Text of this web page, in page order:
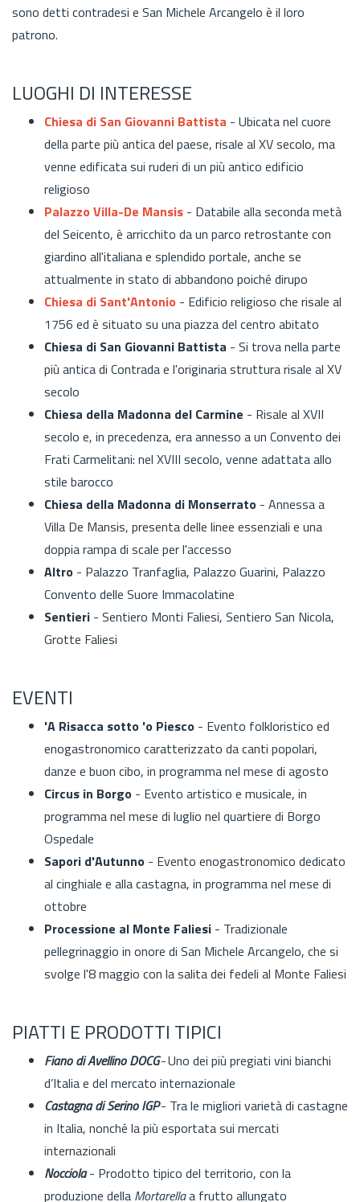
sono detti contradesi e San Michele Arcangelo è il loro
patrono.
LUOGHI DI INTERESSE
Chiesa di San Giovanni Battista - Ubicata nel cuore
della parte più antica del paese, risale al XV secolo, ma
venne edificata sui ruderi di un più antico edificio
religioso
Palazzo Villa-De Mansis - Databile alla seconda metà
del Seicento, è arricchito da un parco retrostante con
giardino all'italiana e splendido portale, anche se
attualmente in stato di abbandono poiché dirupo
Chiesa di Sant'Antonio - Edificio religioso che risale al
1756 ed è situato su una piazza del centro abitato
Chiesa di San Giovanni Battista - Si trova nella parte
più antica di Contrada e l'originaria struttura risale al XV
secolo
Chiesa della Madonna del Carmine - Risale al XVII
secolo e, in precedenza, era annesso a un Convento dei
Frati Carmelitani: nel XVIII secolo, venne adattata allo
stile barocco
Chiesa della Madonna di Monserrato - Annessa a
Villa De Mansis, presenta delle linee essenziali e una
doppia rampa di scale per l'accesso
Altro - Palazzo Tranfaglia, Palazzo Guarini, Palazzo
Convento delle Suore Immacolatine
Sentieri - Sentiero Monti Faliesi, Sentiero San Nicola,
Grotte Faliesi
EVENTI
'A Risacca sotto 'o Piesco - Evento folkloristico ed
enogastronomico caratterizzato da canti popolari,
danze e buon cibo, in programma nel mese di agosto
Circus in Borgo - Evento artistico e musicale, in
programma nel mese di luglio nel quartiere di Borgo
Ospedale
Sapori d'Autunno - Evento enogastronomico dedicato
al cinghiale e alla castagna, in programma nel mese di
ottobre
Processione al Monte Faliesi - Tradizionale
pellegrinaggio in onore di San Michele Arcangelo, che si
svolge l'8 maggio con la salita dei fedeli al Monte Faliesi
PIATTI E PRODOTTI TIPICI
Fiano di Avellino DOCG- Uno dei più pregiati vini bianchi
d’Italia e del mercato internazionale
Castagna di Serino IGP- Tra le migliori varietà di castagne
in Italia, nonché la più esportata sui mercati
internazionali
Nocciola- Prodotto tipico del territorio, con la
produzione della Mortarellaa frutto allungato